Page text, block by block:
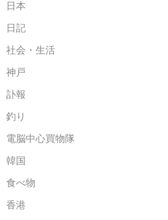
日本
日記
社会・生活
神戸
訃報
釣り
電脳中心買物隊
韓国
食べ物
香港